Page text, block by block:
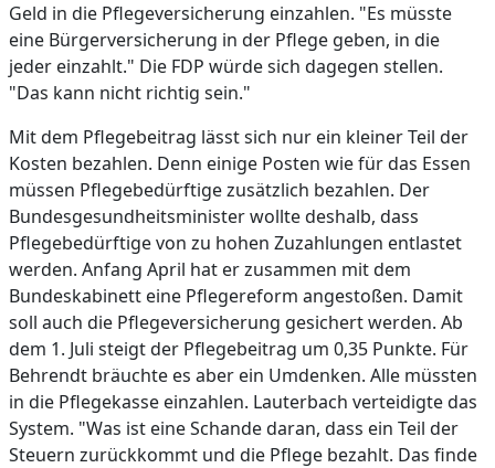
Geld in die Pflegeversicherung einzahlen. "Es müsste
eine Bürgerversicherung in der Pflege geben, in die
jeder einzahlt." Die FDP würde sich dagegen stellen.
"Das kann nicht richtig sein."
Mit dem Pflegebeitrag lässt sich nur ein kleiner Teil der
Kosten bezahlen. Denn einige Posten wie für das Essen
müssen Pflegebedürftige zusätzlich bezahlen. Der
Bundesgesundheitsminister wollte deshalb, dass
Pflegebedürftige von zu hohen Zuzahlungen entlastet
werden. Anfang April hat er zusammen mit dem
Bundeskabinett eine Pflegereform angestoßen. Damit
soll auch die Pflegeversicherung gesichert werden. Ab
dem 1. Juli steigt der Pflegebeitrag um 0,35 Punkte. Für
Behrendt bräuchte es aber ein Umdenken. Alle müssten
in die Pflegekasse einzahlen. Lauterbach verteidigte das
System. "Was ist eine Schande daran, dass ein Teil der
Steuern zurückkommt und die Pflege bezahlt. Das finde